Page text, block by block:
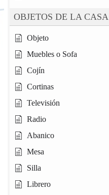
OBJETOS DE LA CASA
Objeto
Muebles o Sofa
Cojín
Cortinas
Televisión
Radio
Abanico
Mesa
Silla
Librero